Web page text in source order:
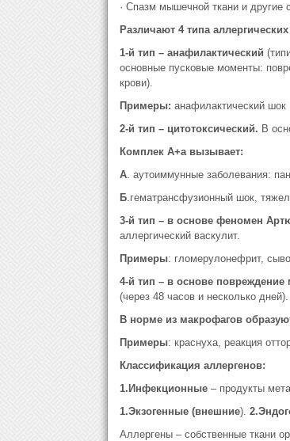
· Спазм мышечной ткани и другие
Различают 4 типа
1-й тип – анафилактический
основные пусковые моменты:
крови).
Примеры: анафилактический шок
2-й тип – цитотоксический. В
Комплек А+а вызывает:
А. аутоиммунные заболевания:
Б.гематрансфузионный шок,
3-й тип – в основе феномен
аллергический васкулит.
Примеры: гломерулонефрит,
4-й тип – в основе повреждение
(через 48 часов и несколько дней).
В норме из макрофагов
Примеры: краснуха, реакция
Классификация аллергенов:
1.Инфекционные– продукты
1.Экзогенные (внешние).
Аллергены – собственные ткани